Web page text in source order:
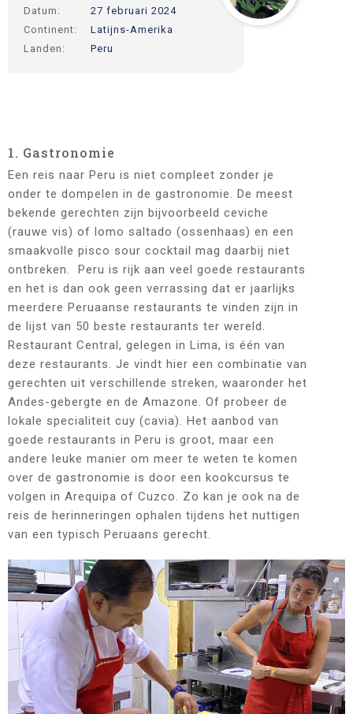
Datum:
27 februari 2024
Continent:
Latijns-Amerika
Landen:
Peru
1. Gastronomie
Een reis naar Peru is niet compleet zonder je
onder te dompelen in de gastronomie. De meest
bekende gerechten zijn bijvoorbeeld ceviche
(rauwe vis) of lomo saltado (ossenhaas) en een
smaakvolle pisco sour cocktail mag daarbij niet
ontbreken. Peru is rijk aan veel goede restaurants
en het is dan ook geen verrassing dat er jaarlijks
meerdere Peruaanse restaurants te vinden zijn in
de lijst van 50 beste restaurants ter wereld.
Restaurant Central, gelegen in Lima, is één van
deze restaurants. Je vindt hier een combinatie van
gerechten uit verschillende streken, waaronder het
Andes-gebergte en de Amazone. Of probeer de
lokale specialiteit cuy (cavia). Het aanbod van
goede restaurants in Peru is groot, maar een
andere leuke manier om meer te weten te komen
over de gastronomie is door een kookcursus te
volgen in Arequipa of Cuzco. Zo kan je ook na de
reis de herinneringen ophalen tijdens het nuttigen
van een typisch Peruaans gerecht.